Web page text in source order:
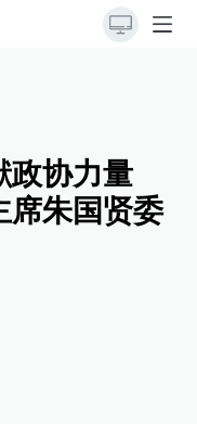
政协力量
朱国贤委